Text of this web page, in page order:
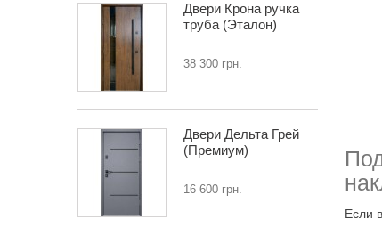
Двери Крона ручка
труба (Эталон)
38 300 грн.
Двери Дельта Грей
(Премиум)
16 600 грн.
Если